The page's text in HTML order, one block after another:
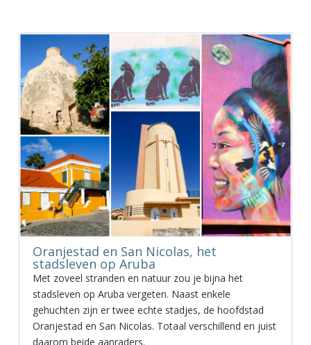
Oranjestad en San Nicolas, het
stadsleven op Aruba
Met zoveel stranden en natuur zou je bijna het
stadsleven op Aruba vergeten. Naast enkele
gehuchten zijn er twee echte stadjes, de hoofdstad
Oranjestad en San Nicolas. Totaal verschillend en juist
daarom beide aanraders.